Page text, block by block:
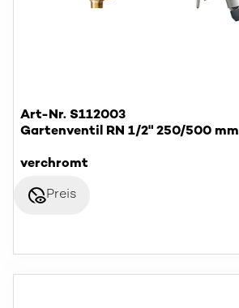
Art-Nr. S112003
Gartenventil RN 1/2" 250/500 mm
verchromt
disabled_visiblePreis